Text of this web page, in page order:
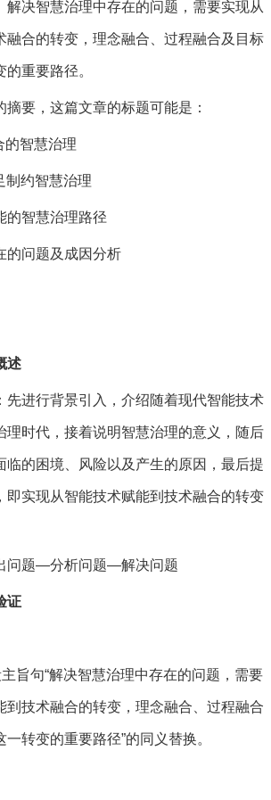
解决智慧治理中存在的问题，需要实现从
融合的转变，理念融合、过程融合及目标
重要路径。
要，这篇文章的标题可能是：
智慧治理
约智慧治理
智慧治理路径
问题及成因分析
述
进行背景引入，介绍随着现代智能技术
理时代，接着说明智慧治理的意义，随后
临的困境、风险以及产生的原因，最后提
即实现从智能技术赋能到技术融合的转变
题—分析问题—解决问题
证
句“解决智慧治理中存在的问题，需要
到技术融合的转变，理念融合、过程融合
转变的重要路径”的同义替换。